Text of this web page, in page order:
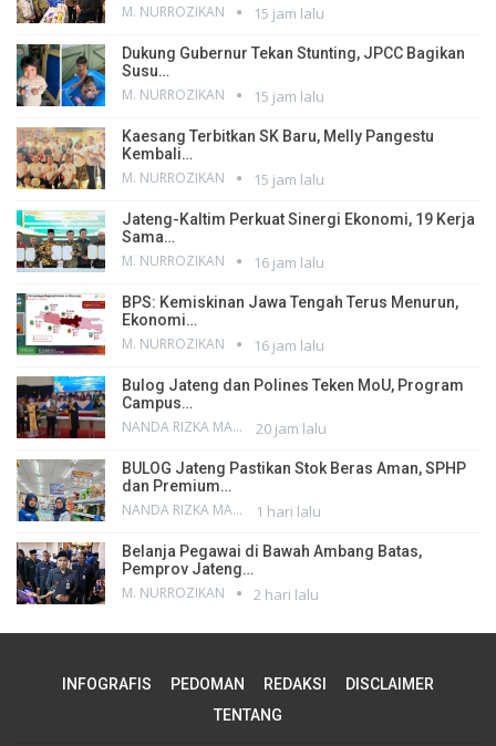
M. NURROZIKAN 15 jam lalu
Dukung Gubernur Tekan Stunting, JPCC Bagikan
Susu…
M. NURROZIKAN 15 jam lalu
Kaesang Terbitkan SK Baru, Melly Pangestu
Kembali…
M. NURROZIKAN 15 jam lalu
Jateng-Kaltim Perkuat Sinergi Ekonomi, 19 Kerja
Sama…
M. NURROZIKAN 16 jam lalu
BPS: Kemiskinan Jawa Tengah Terus Menurun,
Ekonomi…
M. NURROZIKAN 16 jam lalu
Bulog Jateng dan Polines Teken MoU, Program
Campus…
NANDA RIZKA MAHENDRA 20 jam lalu
BULOG Jateng Pastikan Stok Beras Aman, SPHP
dan Premium…
NANDA RIZKA MAHENDRA 1 hari lalu
Belanja Pegawai di Bawah Ambang Batas,
Pemprov Jateng…
M. NURROZIKAN 2 hari lalu
INFOGRAFIS PEDOMAN REDAKSI
DISCLAIMER
TENTANG